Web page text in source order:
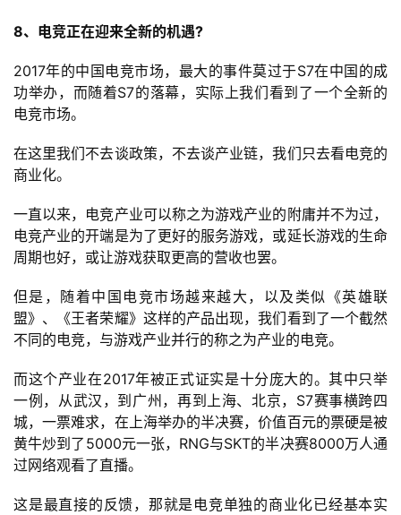
8、电竞正在迎来全新的机遇?
2017年的中国电竞市场，最大的事件莫过于S7在中国的成
功举办，而随着S7的落幕，实际上我们看到了一个全新的
电竞市场。
在这里我们不去谈政策，不去谈产业链，我们只去看电竞的
商业化。
一直以来，电竞产业可以称之为游戏产业的附庸并不为过，
电竞产业的开端是为了更好的服务游戏，或延长游戏的生命
周期也好，或让游戏获取更高的营收也罢。
但是，随着中国电竞市场越来越大，以及类似《英雄联
盟》、《王者荣耀》这样的产品出现，我们看到了一个截然
不同的电竞，与游戏产业并行的称之为产业的电竞。
而这个产业在2017年被正式证实是十分庞大的。其中只举
一例，从武汉，到广州，再到上海、北京，S7赛事横跨四
城，一票难求，在上海举办的半决赛，价值百元的票硬是被
黄牛炒到了5000元一张，RNG与SKT的半决赛8000万人通
过网络观看了直播。
这是最直接的反馈，那就是电竞单独的商业化已经基本实